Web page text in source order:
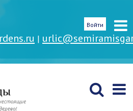
|
Войти